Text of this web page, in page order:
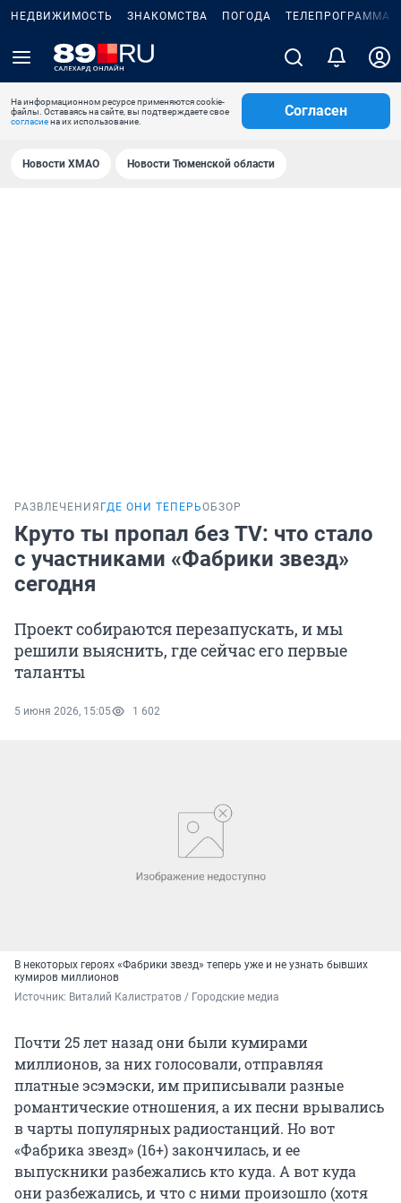
НЕДВИЖИМОСТЬ ЗНАКОМСТВА ПОГОДА ТЕЛЕПРОГРАММА
На информационном ресурсе применяются cookie-
файлы. Оставаясь на сайте, вы подтверждаете свое
согласиена их использование.
Согласен
Новости ХМАО Новости Тюменской области
РАЗВЛЕЧЕНИЯ ГДЕ ОНИ ТЕПЕРЬОБЗОР
Круто ты пропал без TV: что стало
с участниками «Фабрики звезд»
сегодня
Проект собираются перезапускать, и мы
решили выяснить, где сейчас его первые
таланты
5 июня 2026, 15:05 1 602
В некоторых героях «Фабрики звезд» теперь уже и не узнать бывших
кумиров миллионов
Источник: Виталий Калистратов / Городские медиа
Почти 25 лет назад они были кумирами
миллионов, за них голосовали, отправляя
платные эсэмэски, им приписывали разные
романтические отношения, а их песни врывались
в чарты популярных радиостанций. Но вот
«Фабрика звезд» (16+) закончилась, и ее
выпускники разбежались кто куда. А вот куда
они разбежались, и что с ними произошло (хотя